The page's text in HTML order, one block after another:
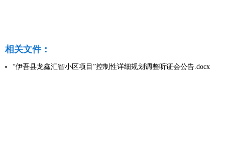
相关文件：
“伊吾县龙鑫汇智小区项目”控制性详细规划调整听证会公告.docx